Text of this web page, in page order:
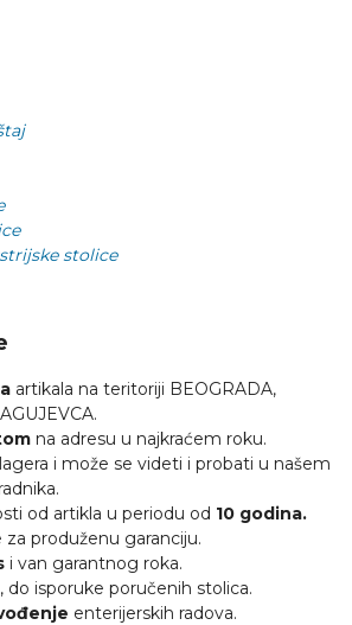
stolice
artikala na teritoriji BEOGRADA,
na adresu u najkraćem roku.
i može se videti i probati u našem
od artikla u periodu od 10 godina.
produženu garanciju.
i van garantnog roka.
, do isporuke poručenih stolica.
enterijerskih radova.